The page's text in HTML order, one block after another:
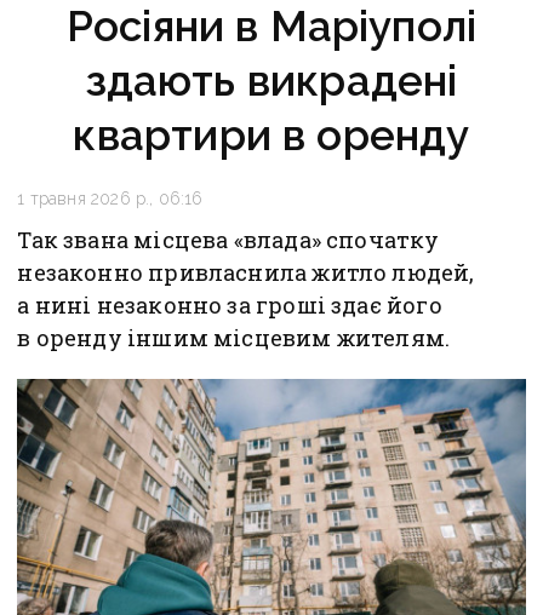
Росіяни в Маріуполі
здають викрадені
квартири в оренду
1 травня 2026 р., 06:16
Так звана місцева «влада» спочатку
незаконно привласнила житло людей,
а нині незаконно за гроші здає його
в оренду іншим місцевим жителям.